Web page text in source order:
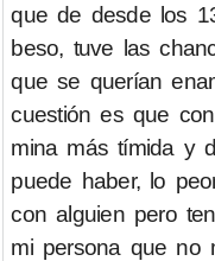
que de desde los
beso, tuve las
que se querían
cuestión es que
mina más tímida y
puede haber, lo
con alguien pero
mi persona que no